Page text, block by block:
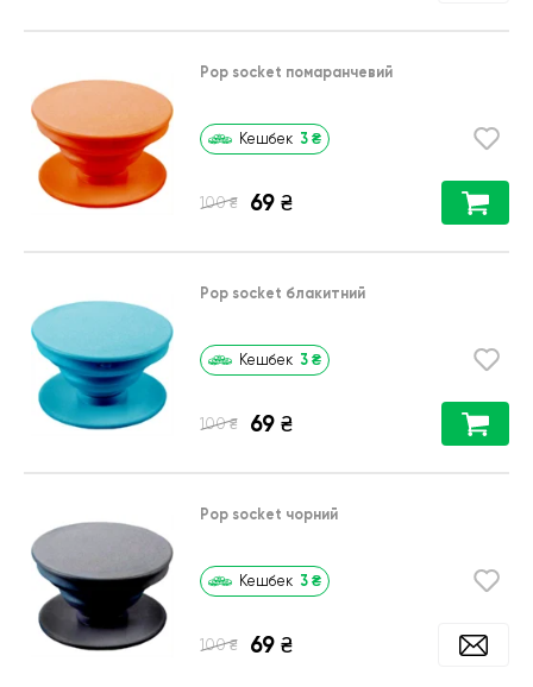
Pop socket помаранчевий
Кешбек 3 ₴
100 ₴ 69 ₴
Pop socket блакитний
Кешбек 3 ₴
100 ₴ 69 ₴
Pop socket чорний
Кешбек 3 ₴
100 ₴ 69 ₴